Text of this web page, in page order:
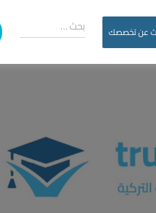
عن تخصصك بحث …